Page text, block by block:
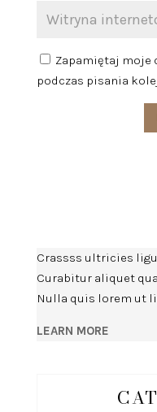
Zapamiętaj moje
podczas pisania
Crassss ultricies
Curabitur aliquet
Nulla quis lorem ut
LEARN MORE